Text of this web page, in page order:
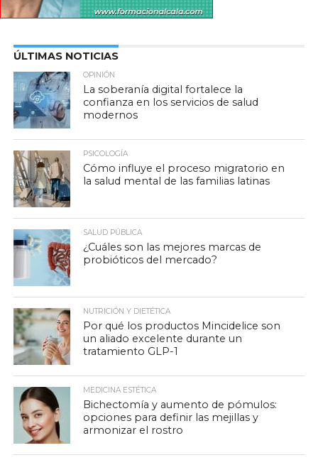
ÚLTIMAS NOTICIAS
OPINIÓN
La soberanía digital fortalece la
confianza en los servicios de salud
modernos
PSICOLOGÍA
Cómo influye el proceso migratorio en
la salud mental de las familias latinas
SALUD PÚBLICA
¿Cuáles son las mejores marcas de
probióticos del mercado?
NUTRICIÓN Y DIETÉTICA
Por qué los productos Mincidelice son
un aliado excelente durante un
tratamiento GLP-1
MEDICINA ESTÉTICA
Bichectomía y aumento de pómulos:
opciones para definir las mejillas y
armonizar el rostro